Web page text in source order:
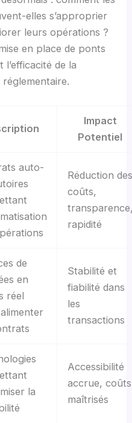
elles s’approprier
leurs opérations ?
en place de ponts
de la
Impact
Potentiel
auto-
Réduction des
coûts,
rapidité
de
en
réel
Stabilité et
fiabilité dans
les
transactions
la
Accessibilité
accrue, coûts
maîtrisés